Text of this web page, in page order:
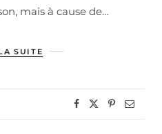
mais à cause de…
SUITE